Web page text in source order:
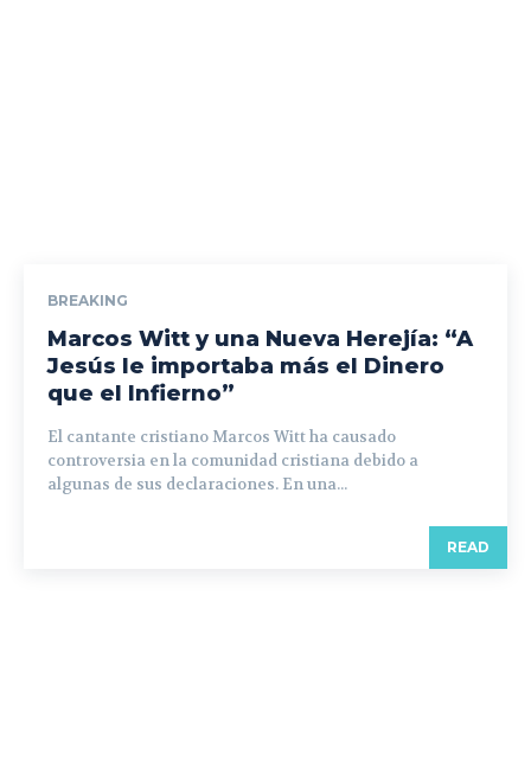
BREAKING
Marcos Witt y una Nueva Herejía: “A
Jesús le importaba más el Dinero
que el Infierno”
El cantante cristiano Marcos Witt ha causado
controversia en la comunidad cristiana debido a
algunas de sus declaraciones. En una...
READ